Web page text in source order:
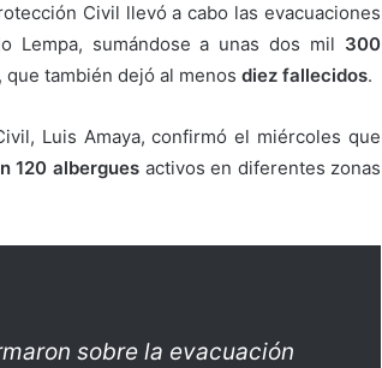
Civil llevó a cabo las evacuaciones
Lempa, sumándose a unas dos mil 300
que también dejó al menosdiez fallecidos.
Luis Amaya, confirmó el miércoles que
120 alberguesactivos en diferentes zonas
sobre la evacuación